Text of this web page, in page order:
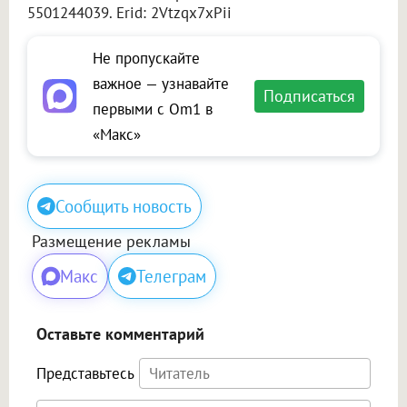
5501244039. Erid: 2Vtzqx7xPii
Не пропускайте
важное — узнавайте
первыми с Om1 в
«Макс»
Подписаться
Сообщить новость
Размещение рекламы
Макс Телеграм
Оставьте комментарий
Представьтесь